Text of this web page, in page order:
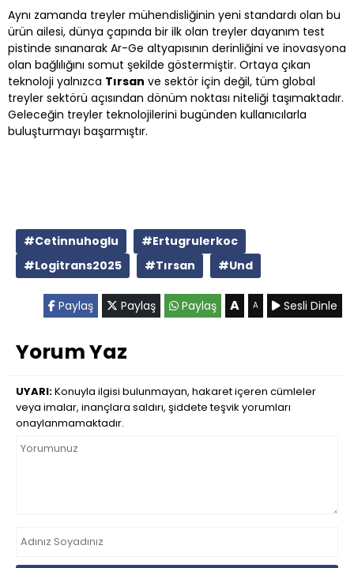
Aynı zamanda treyler mühendisliğinin yeni standardı olan bu
ürün ailesi, dünya çapında bir ilk olan treyler dayanım test
pistinde sınanarak Ar-Ge altyapısının derinliğini ve inovasyona
olan bağlılığını somut şekilde göstermiştir. Ortaya çıkan
teknoloji yalnızca Tırsan ve sektör için değil, tüm global
treyler sektörü açısından dönüm noktası niteliği taşımaktadır.
Geleceğin treyler teknolojilerini bugünden kullanıcılarla
buluşturmayı başarmıştır.
#Cetinnuhoglu
#Ertugrulerkoc
#Logitrans2025
#Tırsan #Und
Paylaş Paylaş Paylaş A A Sesli Dinle
Yorum Yaz
UYARI:Konuyla ilgisi bulunmayan, hakaret içeren cümleler
veya imalar, inançlara saldırı, şiddete teşvik yorumları
onaylanmamaktadır.